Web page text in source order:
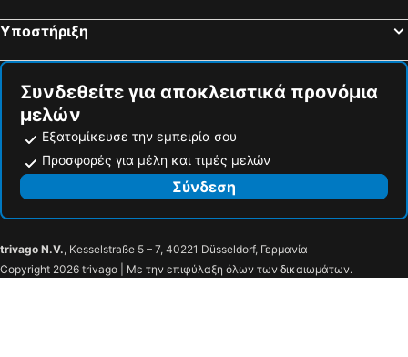
Υποστήριξη
Συνδεθείτε για αποκλειστικά προνόμια
μελών
Εξατομίκευσε την εμπειρία σου
Προσφορές για μέλη και τιμές μελών
Σύνδεση
trivago N.V., Kesselstraße 5 – 7, 40221 Düsseldorf, Γερμανία
Copyright 2026 trivago | Με την επιφύλαξη όλων των δικαιωμάτων.